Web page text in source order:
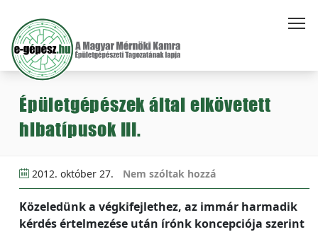
Épületgépészek által elkövetett
hibatípusok III.
2012. október 27. Nem szóltak hozzá
Közeledünk a végkifejlethez, az immár harmadik
kérdés értelmezése után írónk koncepciója szerint